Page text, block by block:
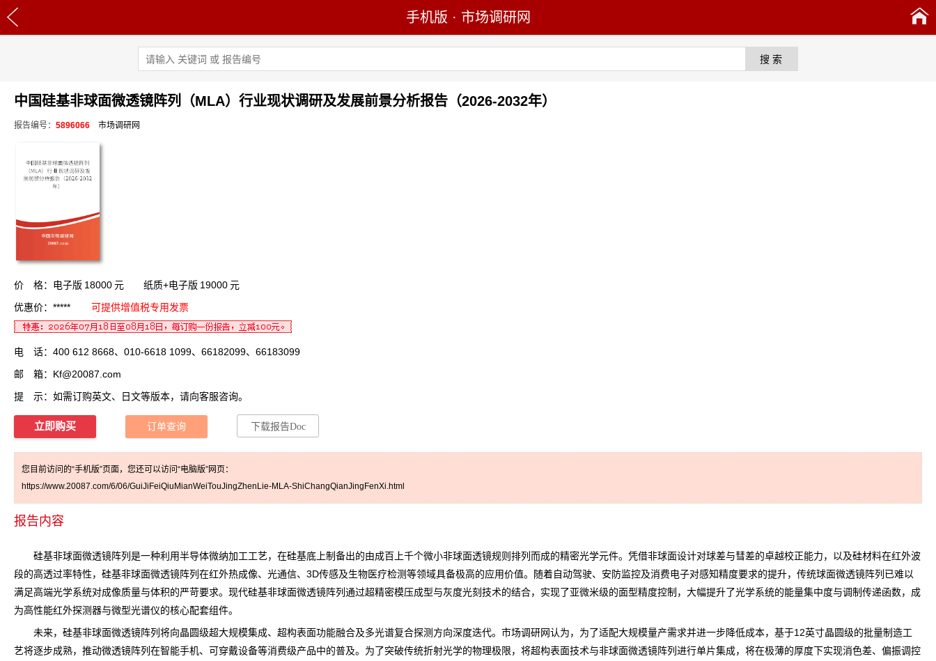
手机版 · 市场调研网
中国硅基非球面微透镜阵列（MLA）行业现状调研及发展前景分析报告（2026-2032年）
报告编号：5896066 市场调研网
价 格：电子版 18000元 纸质+电子版 19000元
优惠价：*****
可提供增值税专用发票
电 话：400 612 8668、010-6618 1099、66182099、66183099
邮 箱： Kf@20087.com
提 示：如需订购英文、日文等版本，请向客服咨询。
立即购买 订单查询 下载报告Doc
您目前访问的“手机版”页面，您还可以访问“电脑版”网页：
https://www.20087.com/6/06/GuiJiFeiQiuMianWeiTouJingZhenLie-MLA-ShiChangQianJingFenXi.html
报告内容
硅基非球面微透镜阵列是一种利用半导体微纳加工工艺，在硅基底上制备出的由成百上千个微小非球面透镜规则排列而成的精密光学元件。凭借非球面设计对球差与彗差的卓越校正能力，以及硅材料在红外波
段的高透过率特性，硅基非球面微透镜阵列在红外热成像、光通信、3D传感及生物医疗检测等领域具备极高的应用价值。随着自动驾驶、安防监控及消费电子对感知精度要求的提升，传统球面微透镜阵列已难以
满足高端光学系统对成像质量与体积的严苛要求。现代硅基非球面微透镜阵列通过超精密模压成型与灰度光刻技术的结合，实现了亚微米级的面型精度控制，大幅提升了光学系统的能量集中度与调制传递函数，成
为高性能红外探测器与微型光谱仪的核心配套组件。
未来，硅基非球面微透镜阵列将向晶圆级超大规模集成、超构表面功能融合及多光谱复合探测方向深度迭代。市场调研网认为，为了适配大规模量产需求并进一步降低成本，基于12英寸晶圆级的批量制造工
艺将逐步成熟，推动微透镜阵列在智能手机、可穿戴设备等消费级产品中的普及。为了突破传统折射光学的物理极限，将超构表面技术与非球面微透镜阵列进行单片集成，将在极薄的厚度下实现消色差、偏振调控